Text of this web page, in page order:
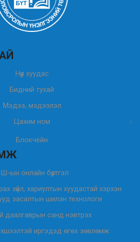
Нүүр хуудас
Бидний тухай
Мэдээ, мэдээлэл
Цахим ном
Блокчейн
ын онлайн бүртгэл
зүйл, хариултын хуудастай хэрхэн
засалтын шилэн технологи
даалгаврын санд нэвтрэх
иргэдэд өгөх зөвлөмж